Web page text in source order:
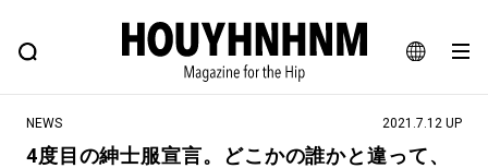
JA
EN
FEATURE BLOG SNAP
ヒップなファッション、カルチャー、ライフスタイルWEBマガジン
NEWS 2021.7.12 UP
4度目の紳士服宣言。どこかの誰かと違って、